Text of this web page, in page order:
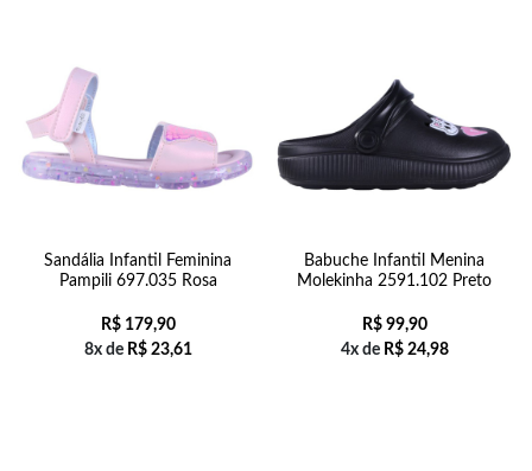
Sandália Infantil Feminina
Pampili 697.035 Rosa
R$179,90
8x de R$23,61
Babuche Infantil Menina
Molekinha 2591.102 Preto
R$99,90
4x de R$24,98